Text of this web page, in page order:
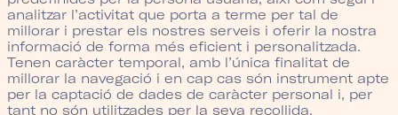
analitzar l’activitat que porta a terme per tal de
millorar i prestar els nostres serveis i oferir la nostra
informació de forma més eficient i personalitzada.
Tenen caràcter temporal, amb l’única finalitat de
millorar la navegació i en cap cas són instrument apte
per la captació de dades de caràcter personal i, per
tant no són utilitzades per la seva recollida.